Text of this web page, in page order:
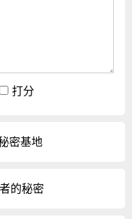
打分
密基地
的秘密